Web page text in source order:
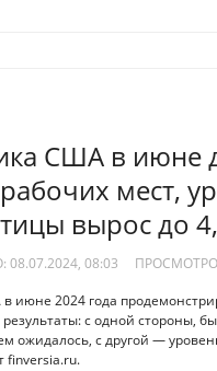
США в июне
мест,
вырос до
08:03
июне 2024 года
с одной стороны,
ожидалось, с другой —
finversia.ru.